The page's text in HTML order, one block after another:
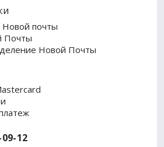
почты
Почты
Новой Почты
12